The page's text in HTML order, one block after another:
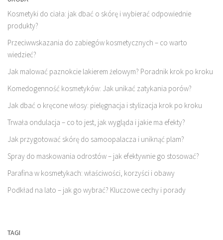
Kosmetyki do ciała: jak dbać o skórę i wybierać odpowiednie
produkty?
Przeciwwskazania do zabiegów kosmetycznych – co warto
wiedzieć?
Jak malować paznokcie lakierem żelowym? Poradnik krok po kroku
Komedogenność kosmetyków: Jak unikać zatykania porów?
Jak dbać o kręcone włosy: pielęgnacja i stylizacja krok po kroku
Trwała ondulacja – co to jest, jak wygląda i jakie ma efekty?
Jak przygotować skórę do samoopalacza i uniknąć plam?
Spray do maskowania odrostów – jak efektywnie go stosować?
Parafina w kosmetykach: właściwości, korzyści i obawy
Podkład na lato – jak go wybrać? Kluczowe cechy i porady
TAGI